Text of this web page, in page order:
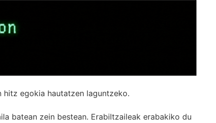
egokia hautatzen laguntzeko.
batean zein bestean. Erabiltzaileak erabakiko du